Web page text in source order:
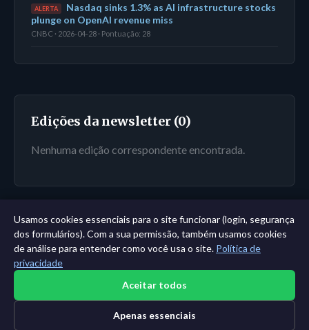
ALERTA
Nasdaq sinks 1.3% as AI infrastructure stocks
plunge on OpenAI revenue miss
CNBC · 2026-04-28 · Pontuação: 28
Edições da newsletter (0)
Nenhuma edição correspondente encontrada.
← Painel|Todas as entidades|Análise de 11 anos →
Usamos cookies essenciais para o site funcionar (login, segurança
dos formulários). Com a sua permissão, também usamos cookies
de análise para entender como você usa o site. Política de
privacidade
Aceitar todos
Apenas essenciais